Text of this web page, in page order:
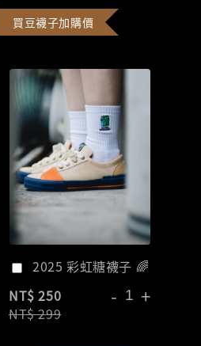
買豆襪子加購價
2025 彩虹糖襪子 🌈
NT$ 250
NT$ 299
- +